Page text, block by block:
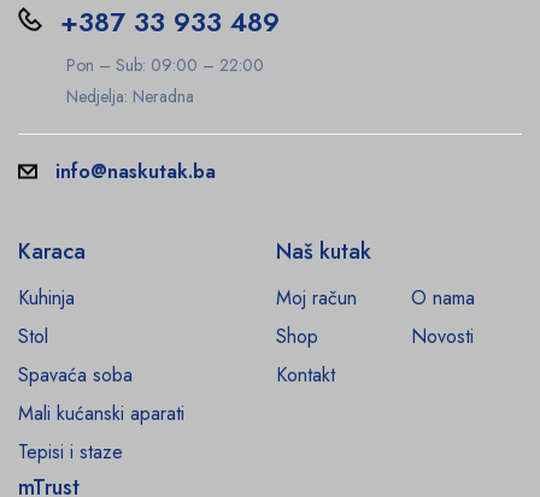
+387 33 933 489
Pon – Sub: 09:00 – 22:00
Nedjelja: Neradna
info@naskutak.ba
Karaca
Kuhinja
Stol
Spavaća soba
Mali kućanski aparati
Tepisi i staze
Naš kutak
Moj račun
O nama
Shop
Novosti
Kontakt
mTrust